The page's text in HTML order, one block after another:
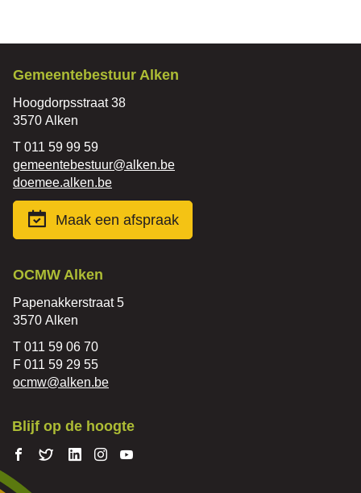
Contact
Gemeentebestuur Alken
Adres
Hoogdorpsstraat 38
,3570 Alken
Tel.011 59 99 59
E-
mail
gemeentebestuur@alken.be
Website
doemee.alken.be
Maak een afspraak
Contact
OCMW Alken
Adres
Papenakkerstraat 5
,3570 Alken
Tel.011 59 06 70
Fax011 59 29 55
E-
ocmw@alken.be
Blijf op de hoogte
Volg ons
Facebook
Volg
Volg Volg ons
Volg